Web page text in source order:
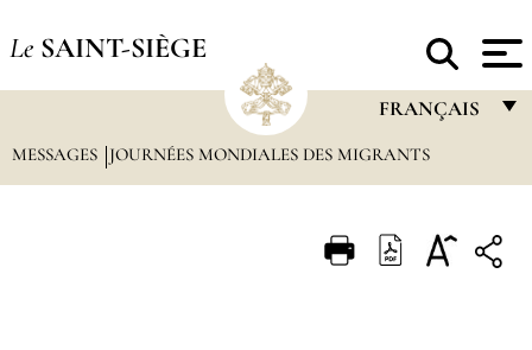
Le SAINT-SIÈGE
FRANÇAIS
FRANÇAIS
ITALIANO
MESSAGES JOURNÉES MONDIALES DES MIGRANTS